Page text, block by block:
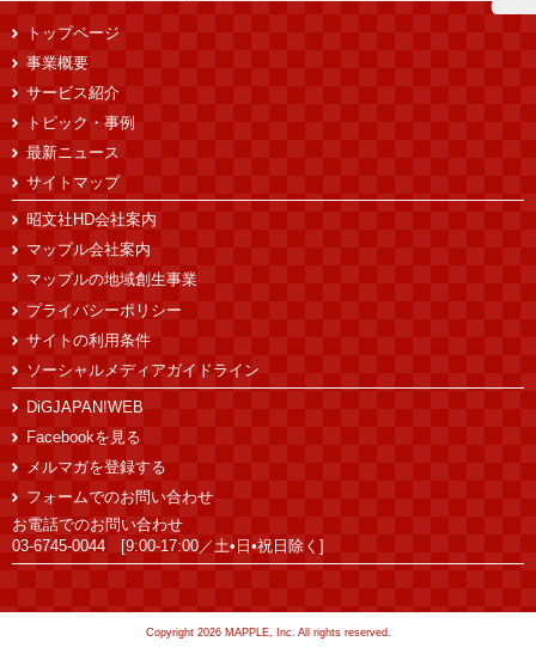
トップページ
事業概要
サービス紹介
トピック・事例
最新ニュース
サイトマップ
昭文社HD会社案内
マップル会社案内
マップルの地域創生事業
プライバシーポリシー
サイトの利用条件
ソーシャルメディアガイドライン
DiGJAPAN!WEB
Facebookを見る
メルマガを登録する
フォームでのお問い合わせ
お電話でのお問い合わせ
03-6745-0044 [9:00-17:00／土•日•祝日除く]
Copyright 2026 MAPPLE, Inc. All rights reserved.